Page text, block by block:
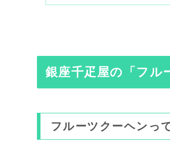
銀座千疋屋の「フル
フルーツクーヘンっ